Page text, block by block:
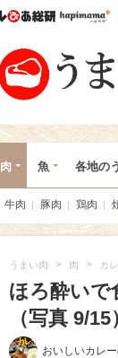
ウレぴあ
肉 魚 各地の
牛肉 豚肉 鶏肉
うまい肉 > 肉 > カ
ほろ酔いで
（写真 9/15
おいしいカレ